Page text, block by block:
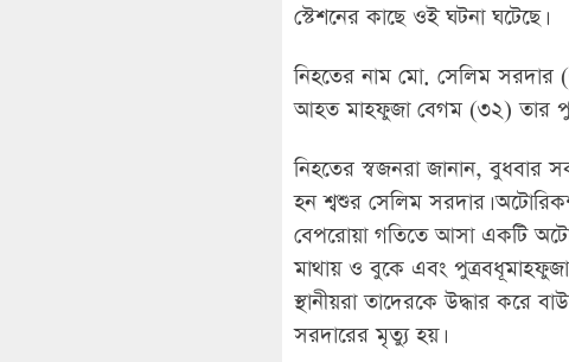
স্টেশনের কাছে ওই ঘটনা ঘটেছে।
নিহতের নাম মো. সেলিম সরদার
আহত মাহফুজা বেগম (৩২) তার
নিহতের স্বজনরা জানান, বুধবার
হন শ্বশুর সেলিম সরদার।
বেপরোয়া গতিতে আসা একটি
মাথায় ও বুকে এবং
স্থানীয়রা তাদেরকে উদ্ধার করে
সরদারের মৃত্যু হয়।